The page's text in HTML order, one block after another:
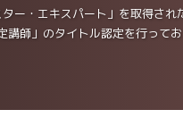
ー・エキスパート」を取得さ
講師」のタイトル認定を行ってお